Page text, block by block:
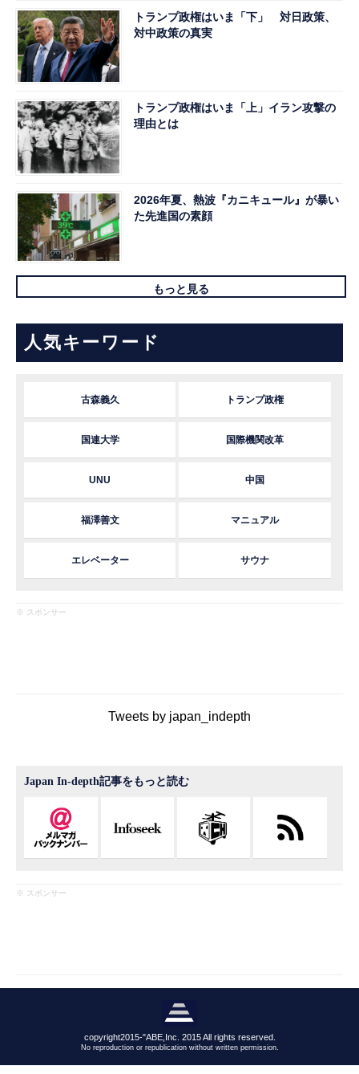
トランプ政権はいま「下」 対日政策、
対中政策の真実
トランプ政権はいま「上」イラン攻撃の
理由とは
2026年夏、熱波『カニキュール』が暴い
た先進国の素顔
もっと見る
人気キーワード
古森義久 トランプ政権
国連大学 国際機関改革
UNU 中国
福澤善文 マニュアル
エレベーター サウナ
※ スポンサー
Tweets by japan_indepth
Japan In-depth記事をもっと読む
※ スポンサー
copyright2015-"ABE,Inc. 2015 All rights reserved.
No reproduction or republication without written permission.